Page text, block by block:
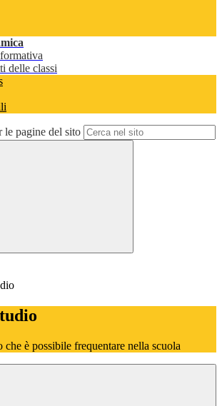
delle classi
le pagine del sito
è possibile frequentare nella scuola